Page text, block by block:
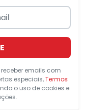
emails com
especiais,Termos
o uso de cookies e